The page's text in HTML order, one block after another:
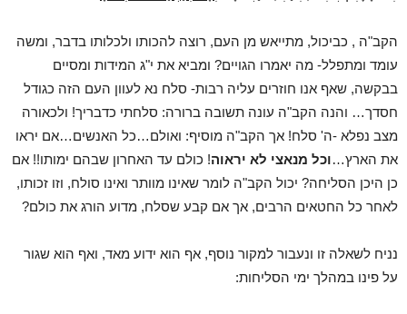
הקב"ה , כביכול, מתייאש מן העם, רוצה להכותו ולכלותו בדבר, ומשה
עומד ומתפלל- מה יאמרו הגויים? ומביא את י"ג המידות ומסיים
בבקשה, שאף אנו חוזרים עליה רבות- סלח נא לעוון העם הזה כגודל
חסדך… והנה הקב"ה עונה תשובה ברורה: סלחתי כדבריך! ולכאורה
מצב נפלא -ה' סלח! אך הקב"ה מוסיף: ואולם…כל האנשים…אם יראו
את הארץ…וכל מנאצי לא יראוה! כולם עד האחרון שבהם ימותו!! אם
כן היכן הסליחה? יכול הקב"ה לומר שאינו מוותר ואינו סולח, וזו זכותו,
לאחר כל החטאים הרבים, אך אם קבע שסלח, מדוע הורג את כולם?
נניח לשאלה זו ונעבור למקור נוסף, אף הוא ידוע מאד, ואף הוא שגור
על פינו במהלך ימי הסליחות: